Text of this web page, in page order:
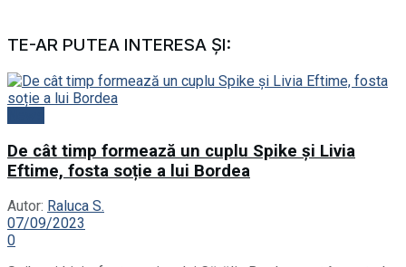
TE-AR PUTEA INTERESA ȘI:
De cât timp formează un cuplu Spike și Livia
Eftime, fosta soție a lui Bordea
Autor: Raluca S.
07/09/2023
0